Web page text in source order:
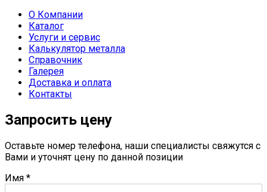
О Компании
Каталог
Услуги и сервис
Калькулятор металла
Справочник
Галерея
Доставка и оплата
Контакты
Запросить цену
Оставьте номер телефона, наши специалисты свяжутся с
Вами и уточнят цену по данной позиции
Имя *